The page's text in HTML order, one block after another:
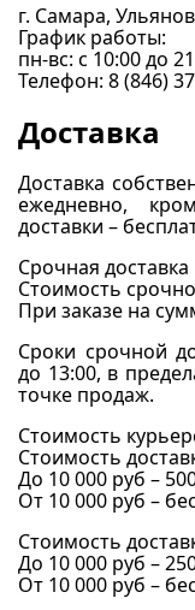
г. Самара,
График работы:
пн-вс: с 10:00 до
Телефон: 8 (846)
Доставка
Доставка
ежедневно,
доставки –
Срочная
Стоимость
При заказе на
Сроки срочной
до 13:00, в
точке продаж.
Стоимость
Стоимость
До 10 000 руб –
От 10 000 руб –
Стоимость
До 10 000 руб –
От 10 000 руб –